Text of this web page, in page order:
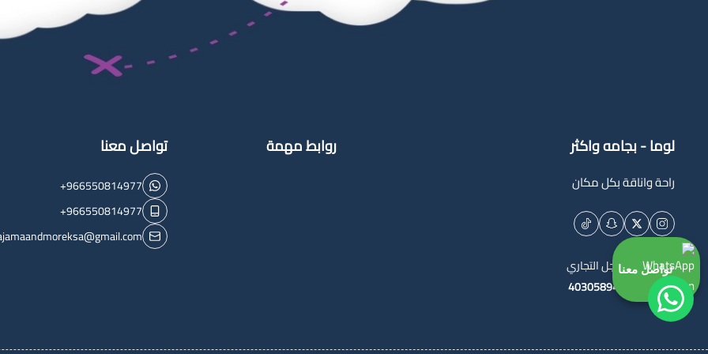
لوما - بجامه واكثر
راحة واناقة بكل مكان
السجل التجاري
4030589444
روابط مهمة تواصل معنا
+966550814977
+966550814977
تواصل معنا